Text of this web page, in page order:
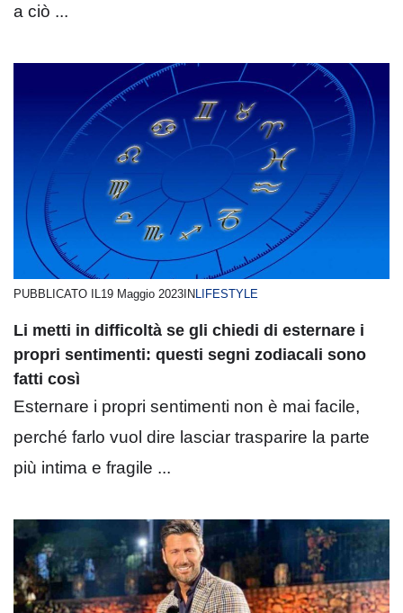
a ciò ...
PUBBLICATO IL 19 Maggio 2023 IN LIFESTYLE
Li metti in difficoltà se gli chiedi di esternare i
propri sentimenti: questi segni zodiacali sono
fatti così
Esternare i propri sentimenti non è mai facile,
perché farlo vuol dire lasciar trasparire la parte
più intima e fragile ...